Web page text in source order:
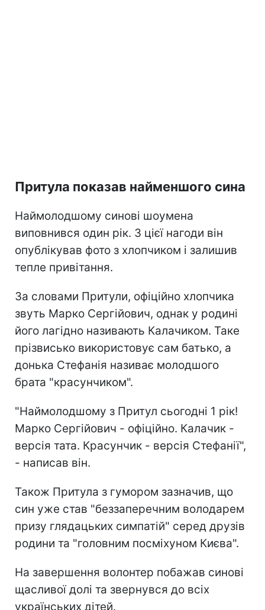
Притула показав найменшого сина
Наймолодшому синові шоумена
виповнився один рік. З цієї нагоди він
опублікував фото з хлопчиком і залишив
тепле привітання.
За словами Притули, офіційно хлопчика
звуть Марко Сергійович, однак у родині
його лагідно називають Калачиком. Таке
прізвисько використовує сам батько, а
донька Стефанія називає молодшого
брата "красунчиком".
"Наймолодшому з Притул сьогодні 1 рік!
Марко Сергійович - офіційно. Калачик -
версія тата. Красунчик - версія Стефанії",
- написав він.
Також Притула з гумором зазначив, що
син уже став "беззаперечним володарем
призу глядацьких симпатій" серед друзів
родини та "головним посміхуном Києва".
На завершення волонтер побажав синові
щасливої долі та звернувся до всіх
українських дітей.